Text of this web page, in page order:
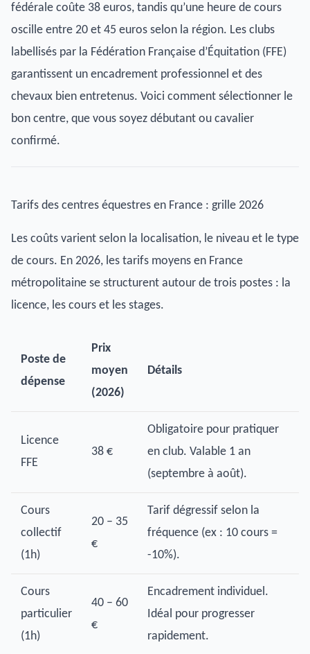
fédérale coûte 38 euros, tandis qu’une heure de cours
oscille entre 20 et 45 euros selon la région. Les clubs
labellisés par la Fédération Française d’Équitation (FFE)
garantissent un encadrement professionnel et des
chevaux bien entretenus. Voici comment sélectionner le
bon centre, que vous soyez débutant ou cavalier
confirmé.
Tarifs des centres équestres en France : grille 2026
Les coûts varient selon la localisation, le niveau et le type
de cours. En 2026, les tarifs moyens en France
métropolitaine se structurent autour de trois postes : la
licence, les cours et les stages.
Poste de
dépense
Prix
moyen
(2026)
Détails
Licence
FFE
38 €
Obligatoire pour pratiquer
en club. Valable 1 an
(septembre à août).
Cours
collectif
(1h)
20 – 35
€
Tarif dégressif selon la
fréquence (ex : 10 cours =
-10%).
Cours
particulier
(1h)
40 – 60
€
Encadrement individuel.
Idéal pour progresser
rapidement.